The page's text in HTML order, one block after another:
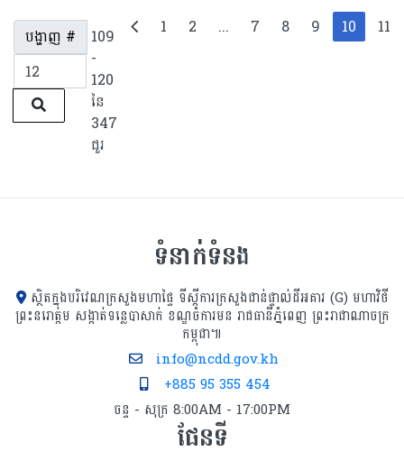
បង្ហាញ #
109
-
120
នៃ
347
ជួរ
1 2 ... 7 8 9 10 11
ទំនាក់ទំនង
ស្ថិតក្នុងបរិវេណក្រសួងមហាផ្ទៃ ទីស្ដីការក្រសួង​ជាន់ផ្ទាល់ដីអគារ (G) មហាវិថី
ព្រះនរោត្តម សង្កាត់ទន្លេបាសាក់ ខណ្ឌចំការមន រាជធានីភ្នំពេញ ព្រះរាជាណាចក្រ
កម្ពុជា៕
info@ncdd.gov.kh
+885 95 355 454
ចន្ទ - សុក្រ 8:00AM - 17:00PM
ផែនទី